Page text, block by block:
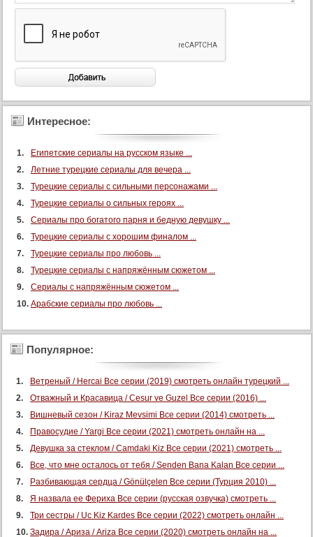
Интересное:
Египетские сериалы на русском языке ...
Летние турецкие сериалы для вечера ...
Турецкие сериалы с сильными персонажами ...
Турецкие сериалы о сильных героях ...
Сериалы про богатого парня и бедную девушку ...
Турецкие сериалы с хорошим финалом ...
Турецкие сериалы про любовь ...
Турецкие сериалы с напряжённым сюжетом ...
Сериалы с напряжённым сюжетом ...
Арабские сериалы про любовь ...
Популярное:
Ветреный / Hercai Все серии (2019) смотреть онлайн турецкий ...
Отважный и Красавица / Cesur ve Guzel Все серии (2016) ...
Вишневый сезон / Kiraz Mevsimi Все серии (2014) смотреть ...
Правосудие / Yargi Все серии (2021) смотреть онлайн на ...
Девушка за стеклом / Camdaki Kiz Все серии (2021) смотреть ...
Все, что мне осталось от тебя / Senden Bana Kalan Все серии ...
Разбивающая сердца / Gönülçelen Все серии (Турция 2010) ...
Я назвала ее Фериха Все серии (русская озвучка) смотреть ...
Три сестры / Uc Kiz Kardes Все серии (2022) смотреть онлайн ...
Задира / Ариза / Ariza Все серии (2020) смотреть онлайн на ...